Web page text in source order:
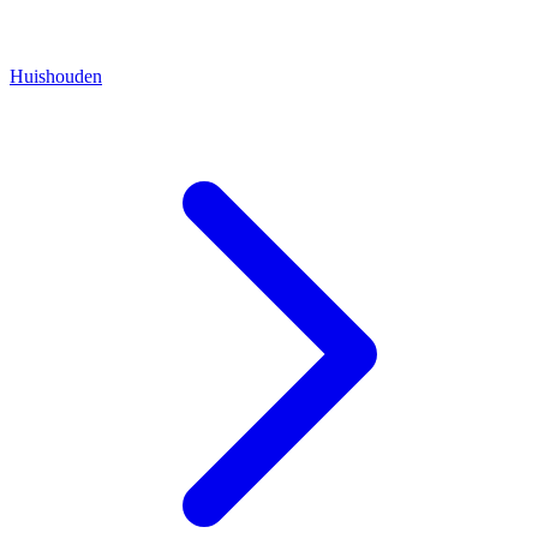
Huishouden